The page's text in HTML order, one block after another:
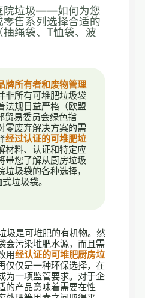
院垃圾——如何为您
售系列选择合适的
绳袋、T恤袋、波
牌所有者和废物管理
非所有可堆肥垃圾袋
法规日益严格（欧盟
贸易委员会绿色指
零废弃解决方案的需
经过认证的可堆肥垃
材料、认证和特定应
带您了解从厨房垃圾
圾袋的各种选择，
垃圾袋。
圾是可堆肥的有机物。然
会污染堆肥水源，而且需
用经认证的可堆肥厨房垃
仅仅是一种环保选择，在
为一项监管要求。对于企
的产品意味着需要在性